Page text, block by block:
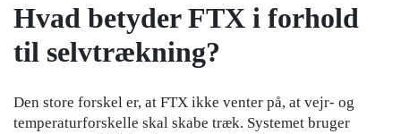
Hvad betyder FTX i forhold
til selvtrækning?
Den store forskel er, at FTX ikke venter på, at vejr- og
temperaturforskelle skal skabe træk. Systemet bruger